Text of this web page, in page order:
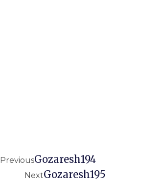
PreviousGozaresh194
NextGozaresh195